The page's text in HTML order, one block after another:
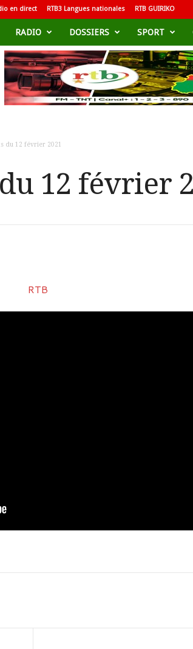
en direct RTB3 Langues nationales RTB GUIRIKO
RADIO DOSSIERS SPORT
du 12 février 2021
12 février